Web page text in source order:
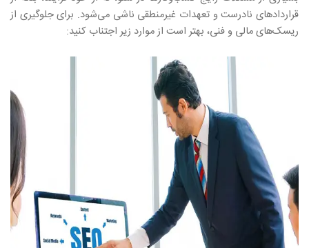
قراردادهای نادرست و تعهدات غیرمنطقی ناشی می‌شود. برای جلوگیری از
ریسک‌های مالی و فنی، بهتر است از موارد زیر اجتناب کنید: